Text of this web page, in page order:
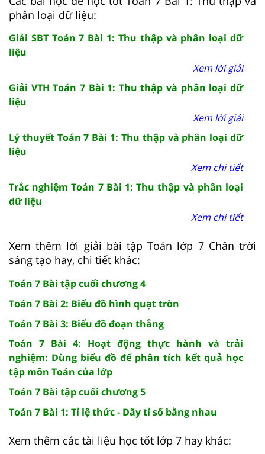
phân loại dữ liệu:
Giải SBT Toán 7 Bài 1: Thu thập và phân loại dữ
liệu
Xem lời giải
Giải VTH Toán 7 Bài 1: Thu thập và phân loại dữ
liệu
Xem lời giải
Lý thuyết Toán 7 Bài 1: Thu thập và phân loại dữ
liệu
Xem chi tiết
Trắc nghiệm Toán 7 Bài 1: Thu thập và phân loại
dữ liệu
Xem chi tiết
Xem thêm lời giải bài tập Toán lớp 7 Chân trời
sáng tạo hay, chi tiết khác:
Toán 7 Bài tập cuối chương 4
Toán 7 Bài 2: Biểu đồ hình quạt tròn
Toán 7 Bài 3: Biểu đồ đoạn thẳng
Toán 7 Bài 4: Hoạt động thực hành và trải
nghiệm: Dùng biểu đồ để phân tích kết quả học
tập môn Toán của lớp
Toán 7 Bài tập cuối chương 5
Toán 7 Bài 1: Tỉ lệ thức - Dãy tỉ số bằng nhau
Xem thêm các tài liệu học tốt lớp 7 hay khác: